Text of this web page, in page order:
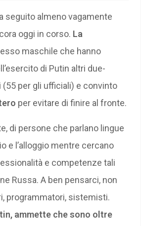
seguito almeno vagamente
oggi in corso. La
maschile che hanno
di Putin altri due-
per gli ufficiali) e convinto
per evitare di finire al fronte.
di persone che parlano lingue
e l’alloggio mentre cercano
e competenze tali
Russa. A ben pensarci, non
programmatori, sistemisti.
ammette che sono oltre